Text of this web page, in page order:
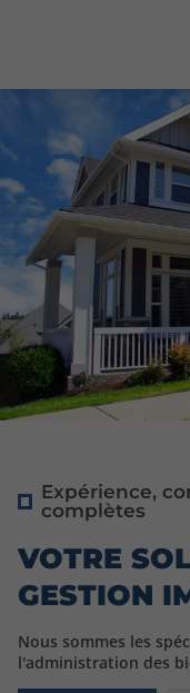
Expérience,
complètes
VOTRE
GESTION
Nous sommes les
l'administration des